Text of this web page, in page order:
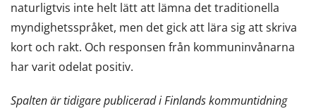
naturligtvis inte helt lätt att lämna det traditionella
myndighetsspråket, men det gick att lära sig att skriva
kort och rakt. Och responsen från kommuninvånarna
har varit odelat positiv.
Spalten är tidigare publicerad i Finlands kommuntidning